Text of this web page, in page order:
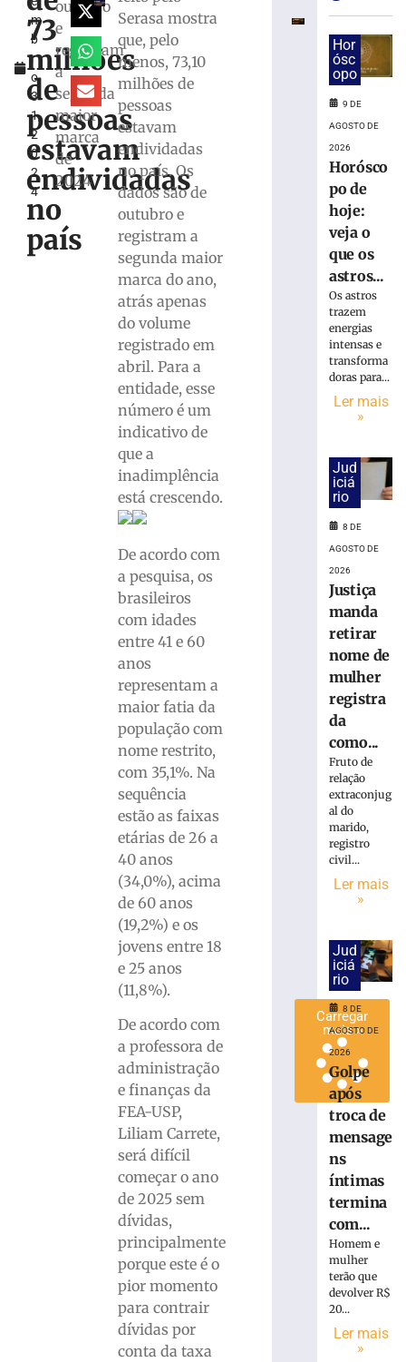
m
b
r
o
3
1,
2
0
2
4
73
milhões
de
pessoas
estavam
endividadas
no
país
outubro
e
registram
a
segunda
maior
marca
de
2024
Serasa mostra
que, pelo
menos, 73,10
milhões de
pessoas
estavam
endividadas
no país. Os
dados são de
outubro e
registram a
segunda maior
marca do ano,
atrás apenas
do volume
registrado em
abril. Para a
entidade, esse
número é um
indicativo de
que a
inadimplência
está crescendo.
De acordo com
a pesquisa, os
brasileiros
com idades
entre 41 e 60
anos
representam a
maior fatia da
população com
nome restrito,
com 35,1%. Na
sequência
estão as faixas
etárias de 26 a
40 anos
(34,0%), acima
de 60 anos
(19,2%) e os
jovens entre 18
e 25 anos
(11,8%).
De acordo com
a professora de
administração
e finanças da
FEA-USP,
Liliam Carrete,
será difícil
começar o ano
de 2025 sem
dívidas,
principalmente
porque este é o
pior momento
para contrair
dívidas por
conta da taxa
superam
depósitos
bilhões
julho
agosto
inclui
honorários
Simples
agosto
Pronegócio:
AmpeBr
projeta
expectativas
positivas
para
rodada
Carregar
mais »
Hor
ósc
opo
9 DE
AGOSTO DE
2026
Horósco
po de
hoje:
veja o
que os
astros...
Os astros
trazem
energias
intensas e
transforma
doras para...
Ler mais
»
Jud
iciá
rio
8 DE
AGOSTO DE
2026
Justiça
manda
retirar
nome de
mulher
registra
da
como...
Fruto de
relação
extraconjug
al do
marido,
registro
civil...
Ler mais
»
Jud
iciá
rio
8 DE
AGOSTO DE
2026
Golpe
após
troca de
mensage
ns
íntimas
termina
com...
Homem e
mulher
terão que
devolver R$
20...
Ler mais
»